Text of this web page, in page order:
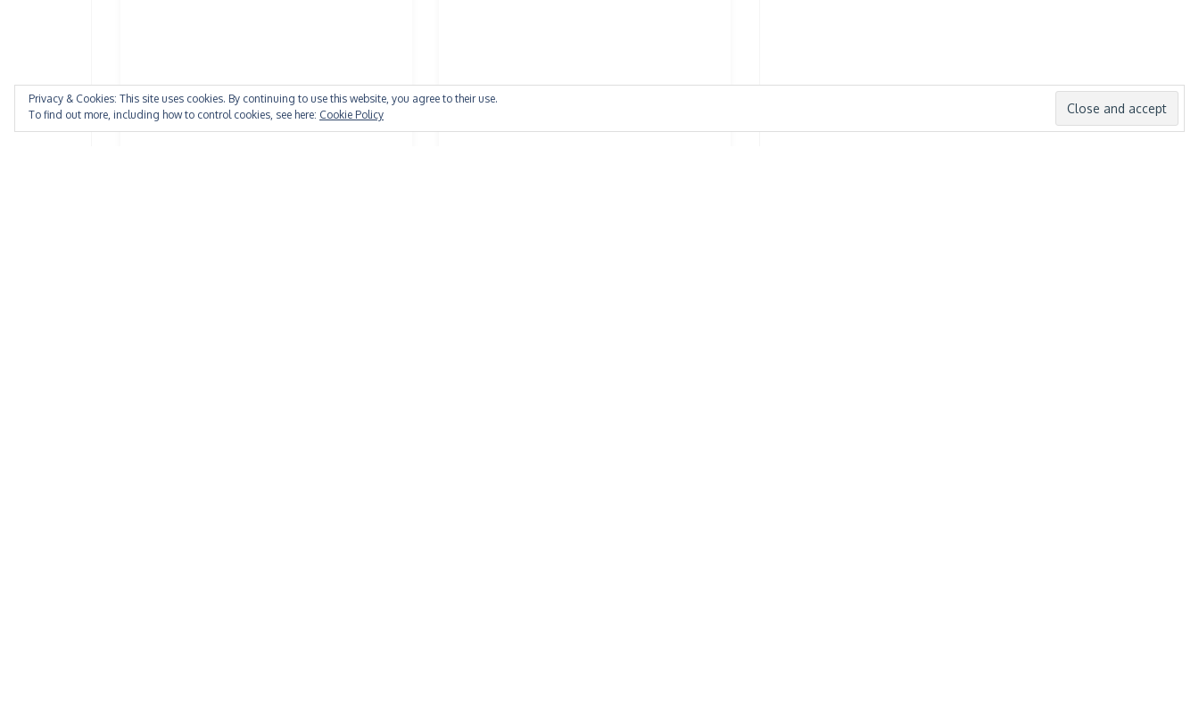
Privacy & Cookies: This site uses cookies. By continuing to use this website, you agree to their use.
To find out more, including how to control cookies, see here: Cookie Policy